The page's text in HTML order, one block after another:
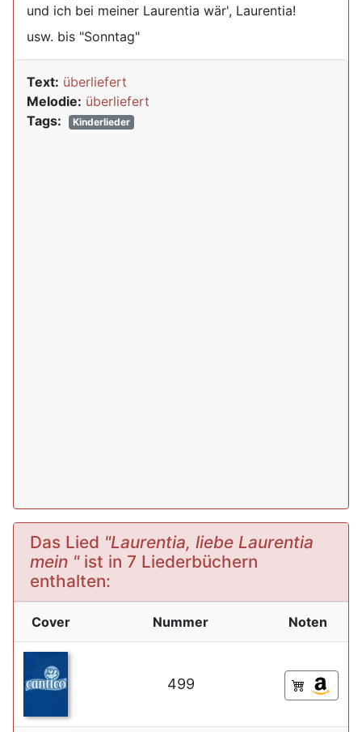
und ich bei meiner Laurentia wär', Laurentia!
usw. bis "Sonntag"
Text: überliefert
Melodie: überliefert
Tags:
Kinderlieder
Das Lied "Laurentia, liebe Laurentia
mein "ist in 7 Liederbüchern
enthalten:
Cover Nummer Noten
499